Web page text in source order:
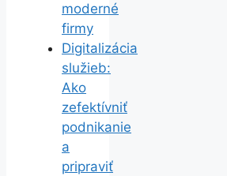
moderné
firmy
Digitalizácia
služieb:
Ako
zefektívniť
podnikanie
a
pripraviť